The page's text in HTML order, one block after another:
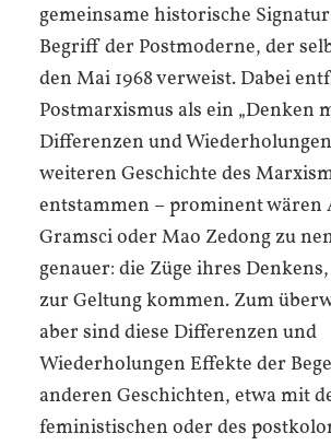
gemeinsame historische
Begriff der Postmoderne, der
den Mai 1968 verweist. Dabei
Postmarxismus als ein „Denken
Differenzen und
weiteren Geschichte des
entstammen – prominent wären
Gramsci oder Mao Zedong zu
genauer: die Züge ihres
zur Geltung kommen. Zum
aber sind diese Differenzen und
Wiederholungen Effekte der
anderen Geschichten, etwa mit
feministischen oder des